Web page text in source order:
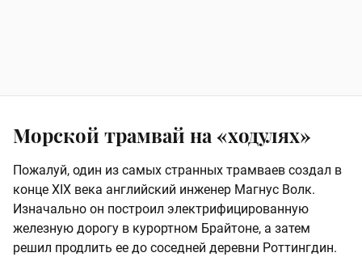
Морской трамвай на «ходулях»
Пожалуй, один из самых странных трамваев создал в
конце XIX века английский инженер Магнус Волк.
Изначально он построил электрифицированную
железную дорогу в курортном Брайтоне, а затем
решил продлить ее до соседней деревни Роттингдин.